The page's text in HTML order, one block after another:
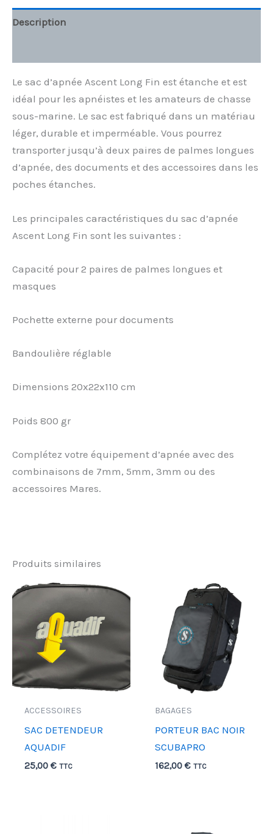
Description
Le sac d’apnée Ascent Long Fin est étanche et est
idéal pour les apnéistes et les amateurs de chasse
sous-marine. Le sac est fabriqué dans un matériau
léger, durable et imperméable. Vous pourrez
transporter jusqu’à deux paires de palmes longues
d’apnée, des documents et des accessoires dans les
poches étanches.
Les principales caractéristiques du sac d’apnée
Ascent Long Fin sont les suivantes :
Capacité pour 2 paires de palmes longues et
masques
Pochette externe pour documents
Bandoulière réglable
Dimensions 20x22x110 cm
Poids 800 gr
Complétez votre équipement d’apnée avec des
combinaisons de 7mm, 5mm, 3mm ou des
accessoires Mares.
Produits similaires
ACCESSOIRES
SAC DETENDEUR
AQUADIF
25,00€ TTC
BAGAGES
PORTEUR BAC NOIR
SCUBAPRO
162,00€ TTC